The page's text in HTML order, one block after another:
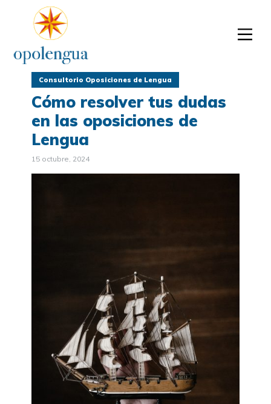
Consultorio Oposiciones de Lengua
Cómo resolver tus dudas
en las oposiciones de
Lengua
15 octubre, 2024